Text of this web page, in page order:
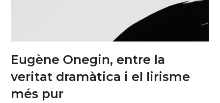
Eugène Onegin, entre la
veritat dramàtica i el lirisme
més pur